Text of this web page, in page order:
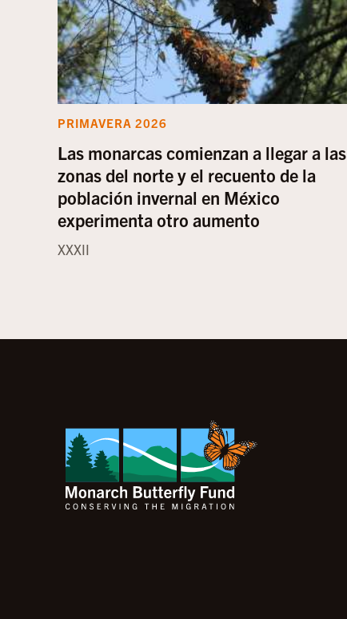
PRIMAVERA 2026
Las monarcas comienzan a llegar a las
zonas del norte y el recuento de la
población invernal en México
experimenta otro aumento
XXXII